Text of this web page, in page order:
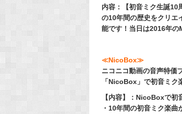
内容：【初音ミク生誕10
の10年間の歴史をクリ エ
能です！当日は2016年の
≪NicoBox≫
ニコニコ動画の音声特価
「NicoBox」で初音ミク
【内容】：NicoBoxで初
・10年間の初音ミク楽